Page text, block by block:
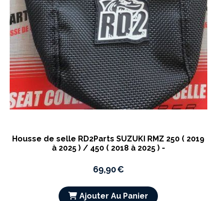
Housse de selle RD2Parts SUZUKI RMZ 250 ( 2019
à 2025 ) / 450 ( 2018 à 2025 ) -
69,90€
Ajouter Au Panier